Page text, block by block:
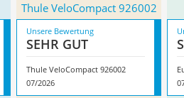
Thule VeloCompact 926002
Unsere Bewertung
SEHR GUT
Thule VeloCompact 926002
07/2026